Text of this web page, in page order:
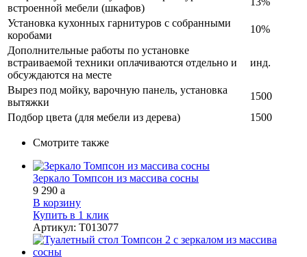
встроенной мебели (шкафов)
Установка кухонных гарнитуров с собранными
коробами
10%
Дополнительные работы по установке
встраиваемой техники оплачиваются отдельно и
обсуждаются на месте
инд.
Вырез под мойку, варочную панель, установка
вытяжки
1500
Подбор цвета (для мебели из дерева)
1500
Смотрите также
Зеркало Томпсон из массива сосны
9 290 a
В корзину
Купить в 1 клик
Артикул: Т013077